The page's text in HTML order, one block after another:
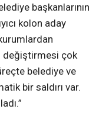
başkanlarının
kolon aday
değiştirmesi çok
belediye ve
bir saldırı var.